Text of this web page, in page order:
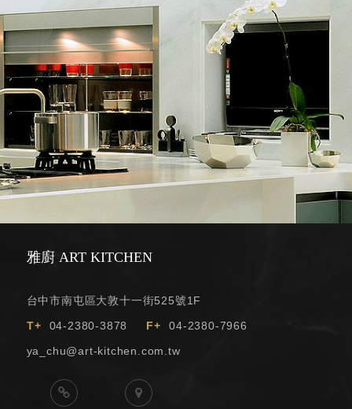
雅廚 ART KITCHEN
台中市南屯區大敦十一街525號1F
T+
04-2380-3878 F+
04-2380-7966
ya_chu@art-kitchen.com.tw